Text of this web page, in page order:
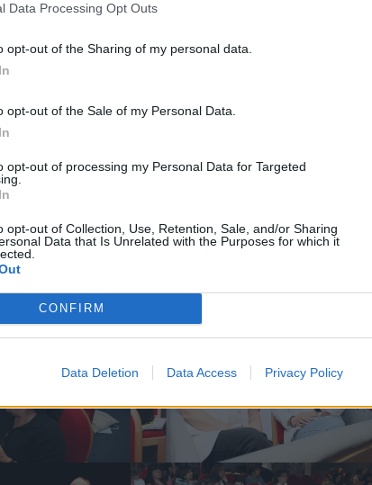
Data Processing Opt Outs
opt-out of the Sharing of my personal data.
opt-out of the Sale of my Personal Data.
opt-out of processing my Personal Data for Targeted
opt-out of Collection, Use, Retention, Sale, and/or Sharing
Data that Is Unrelated with the Purposes for which it
CONFIRM
Data Deletion Data Access Privacy Policy
mais jovens «é fundamental» e que «são o
sem descurar o presente».
famílias. Não podemos descurar esta
nosso testemunho do dia-a-dia», complementou
e Poder Local”, o seminário decorreu esta
Faneca.